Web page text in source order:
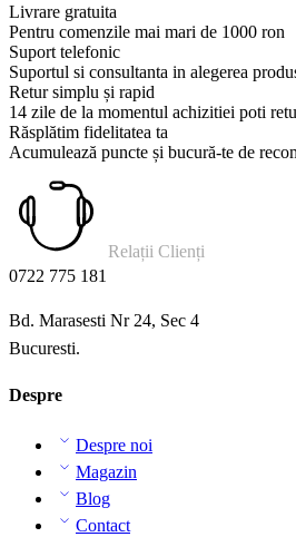
Livrare gratuita
Pentru comenzile mai mari de 1000 ron
Suport telefonic
Suportul si consultanta in alegerea
Retur simplu și rapid
14 zile de la momentul achizitiei poti
Răsplătim fidelitatea ta
Acumulează puncte și bucură-te de
Relații Clienți
0722 775 181
Bd. Marasesti Nr 24, Sec 4
Bucuresti.
Despre
Despre noi
Magazin
Blog
Contact